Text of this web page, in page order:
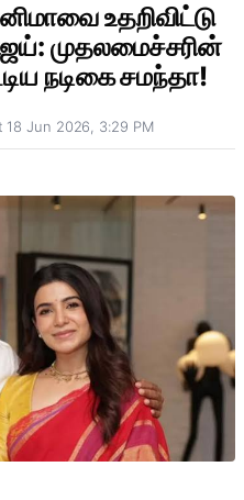
உதறிவிட்டு
முதலமைச்சரின்
நடிகை சமந்தா!
18 Jun 2026, 3:29 PM